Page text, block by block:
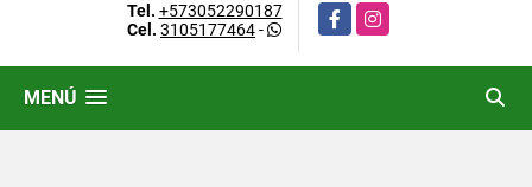
Tel. +573052290187
Cel. 3105177464-
FacebookInstagram
MENÚ